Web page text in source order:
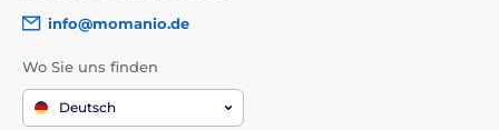
info@momanio.de
Wo Sie uns finden
Deutsch